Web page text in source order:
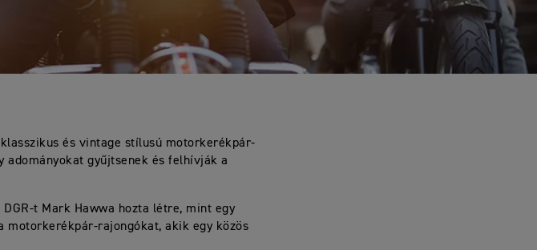
és vintage stílusú motorkerékpár-
gyűjtsenek és felhívják a
t Mark Hawwa hozta létre, mint egy
motorkerékpár-rajongókat, akik egy közös